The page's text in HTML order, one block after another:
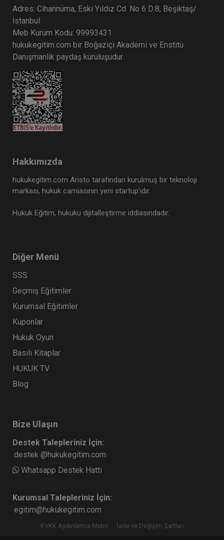
Adres: Cihannüma, Eski Yıldız Cd. No 6 D:8, Beşiktaş/
İstanbul
Meb Kurum Kodu: 99993431
hukukegitim.com bir Boğaziçi Akademi ve Enstitü
Danışmanlık paydaş kuruluşudur.
Hakkımızda
hukukegitim.com Aristo tarafından kurulmuş bir teknoloji
markası, hukuk camiasının yeni startup’ıdır.
Hukuk Eğitim, hukuku dijitalleştirme iddiasındadır.
Diğer Menü
SSS
Geçmiş Eğitimler
Kurumsal Eğitimler
Kuponlar
Hukuk Oyun
Basılı Kitaplar
HUKUK TV
Blog
Bize Ulaşın
Destek Talepleriniz İçin:
destek @hukukegitim.com
Whatsapp Destek Hattı
Kurumsal Talepleriniz İçin:
egitim@hukukegitim.com
KVKK Aydınlatma Metni İade ve Değişim Şartları